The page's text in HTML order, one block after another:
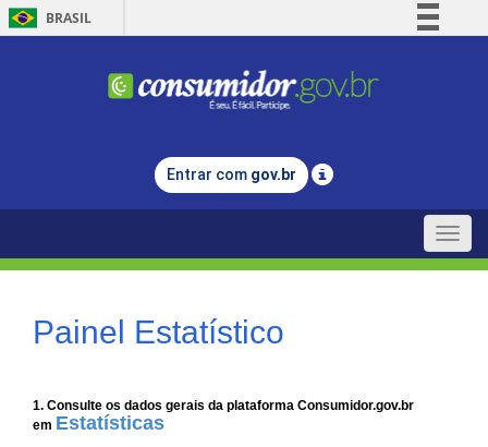
BRASIL
Comunica BR
Legislação
Entrar com gov.br
Toggle
Painel Estatístico
1. Consulte os dados gerais da plataforma Consumidor.gov.br
em Estatísticas